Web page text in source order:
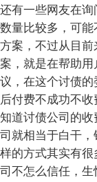
还有一些网友在
数量比较多，可
方案，不过从目
案，就是在帮助
议，在这个讨债
后付费不成功不
知道讨债公司的
司就相当于白干
样的方式其实有
司不怎么信任，生